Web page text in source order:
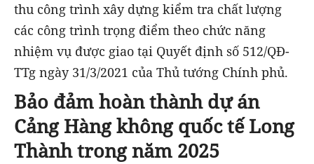
thu công trình xây dựng kiểm tra chất lượng
các công trình trọng điểm theo chức năng
nhiệm vụ được giao tại Quyết định số 512/QĐ-
TTg ngày 31/3/2021 của Thủ tướng Chính phủ.
Bảo đảm hoàn thành dự án
Cảng Hàng không quốc tế Long
Thành trong năm 2025